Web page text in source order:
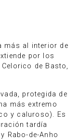
más al interior de
por los
de Basto,
protegida de
más extremo
y caluroso). Es
tardía
Rabo-de-Anho